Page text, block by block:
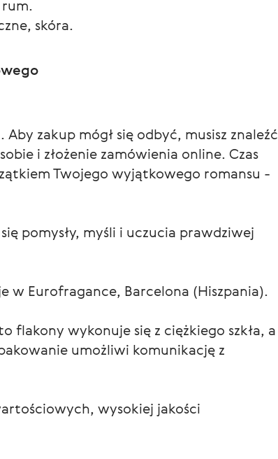
skóra.
zakup mógł się odbyć, musisz znaleźć
i złożenie zamówienia online. Czas
Twojego wyjątkowego romansu -
pomysły, myśli i uczucia prawdziwej
w Eurofragance, Barcelona (Hiszpania).
flakony wykonuje się z ciężkiego szkła, a
umożliwi komunikację z
wysokiej jakości